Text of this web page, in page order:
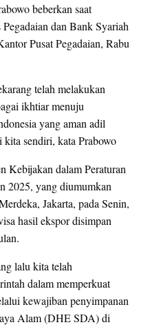
beberkan saat
dan Bank Syariah
Pusat Pegadaian, Rabu
telah melakukan
ikhtiar menuju
yang aman adil
sendiri, kata Prabowo
Kebijakan dalam Peraturan
2025, yang diumumkan
Jakarta, pada Senin,
hasil ekspor disimpan
lalu kita telah
dalam memperkuat
kewajiban penyimpanan
Alam (DHE SDA) di